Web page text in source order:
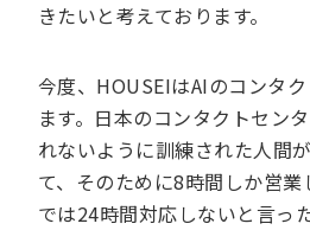
きたいと考えております。
今度、HOUSEIはAIのコンタ
ます。日本のコンタクトセン
れないように訓練された人間
て、そのために8時間しか営
では24時間対応しないと言っ